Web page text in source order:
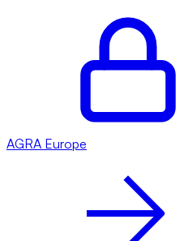
AGRA Europe